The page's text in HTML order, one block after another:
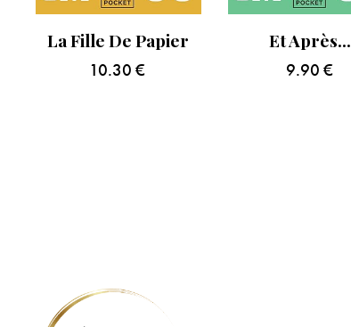
La Fille De Papier
10.30€
Et Après…
9.90 €